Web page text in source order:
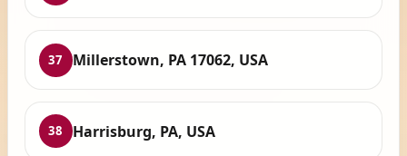
37 Millerstown, PA 17062, USA
38 Harrisburg, PA, USA